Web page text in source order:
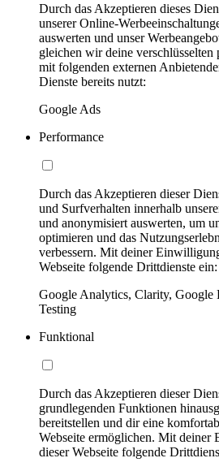
Durch das Akzeptieren dieses
unserer Online-
auswerten und unser
gleichen wir deine verschlüsselten
mit folgenden externen
Dienste bereits nutzt:
Google Ads
Performance
Durch das Akzeptieren dieser
und Surfverhalten innerhalb
und anonymisiert auswerten, um
optimieren und das
verbessern. Mit deiner
Webseite folgende Drittdienste ein:
Google Analytics, Clarity, Google
Testing
Funktional
Durch das Akzeptieren dieser
grundlegenden Funktionen
bereitstellen und dir eine
Webseite ermöglichen. Mit
dieser Webseite folgende